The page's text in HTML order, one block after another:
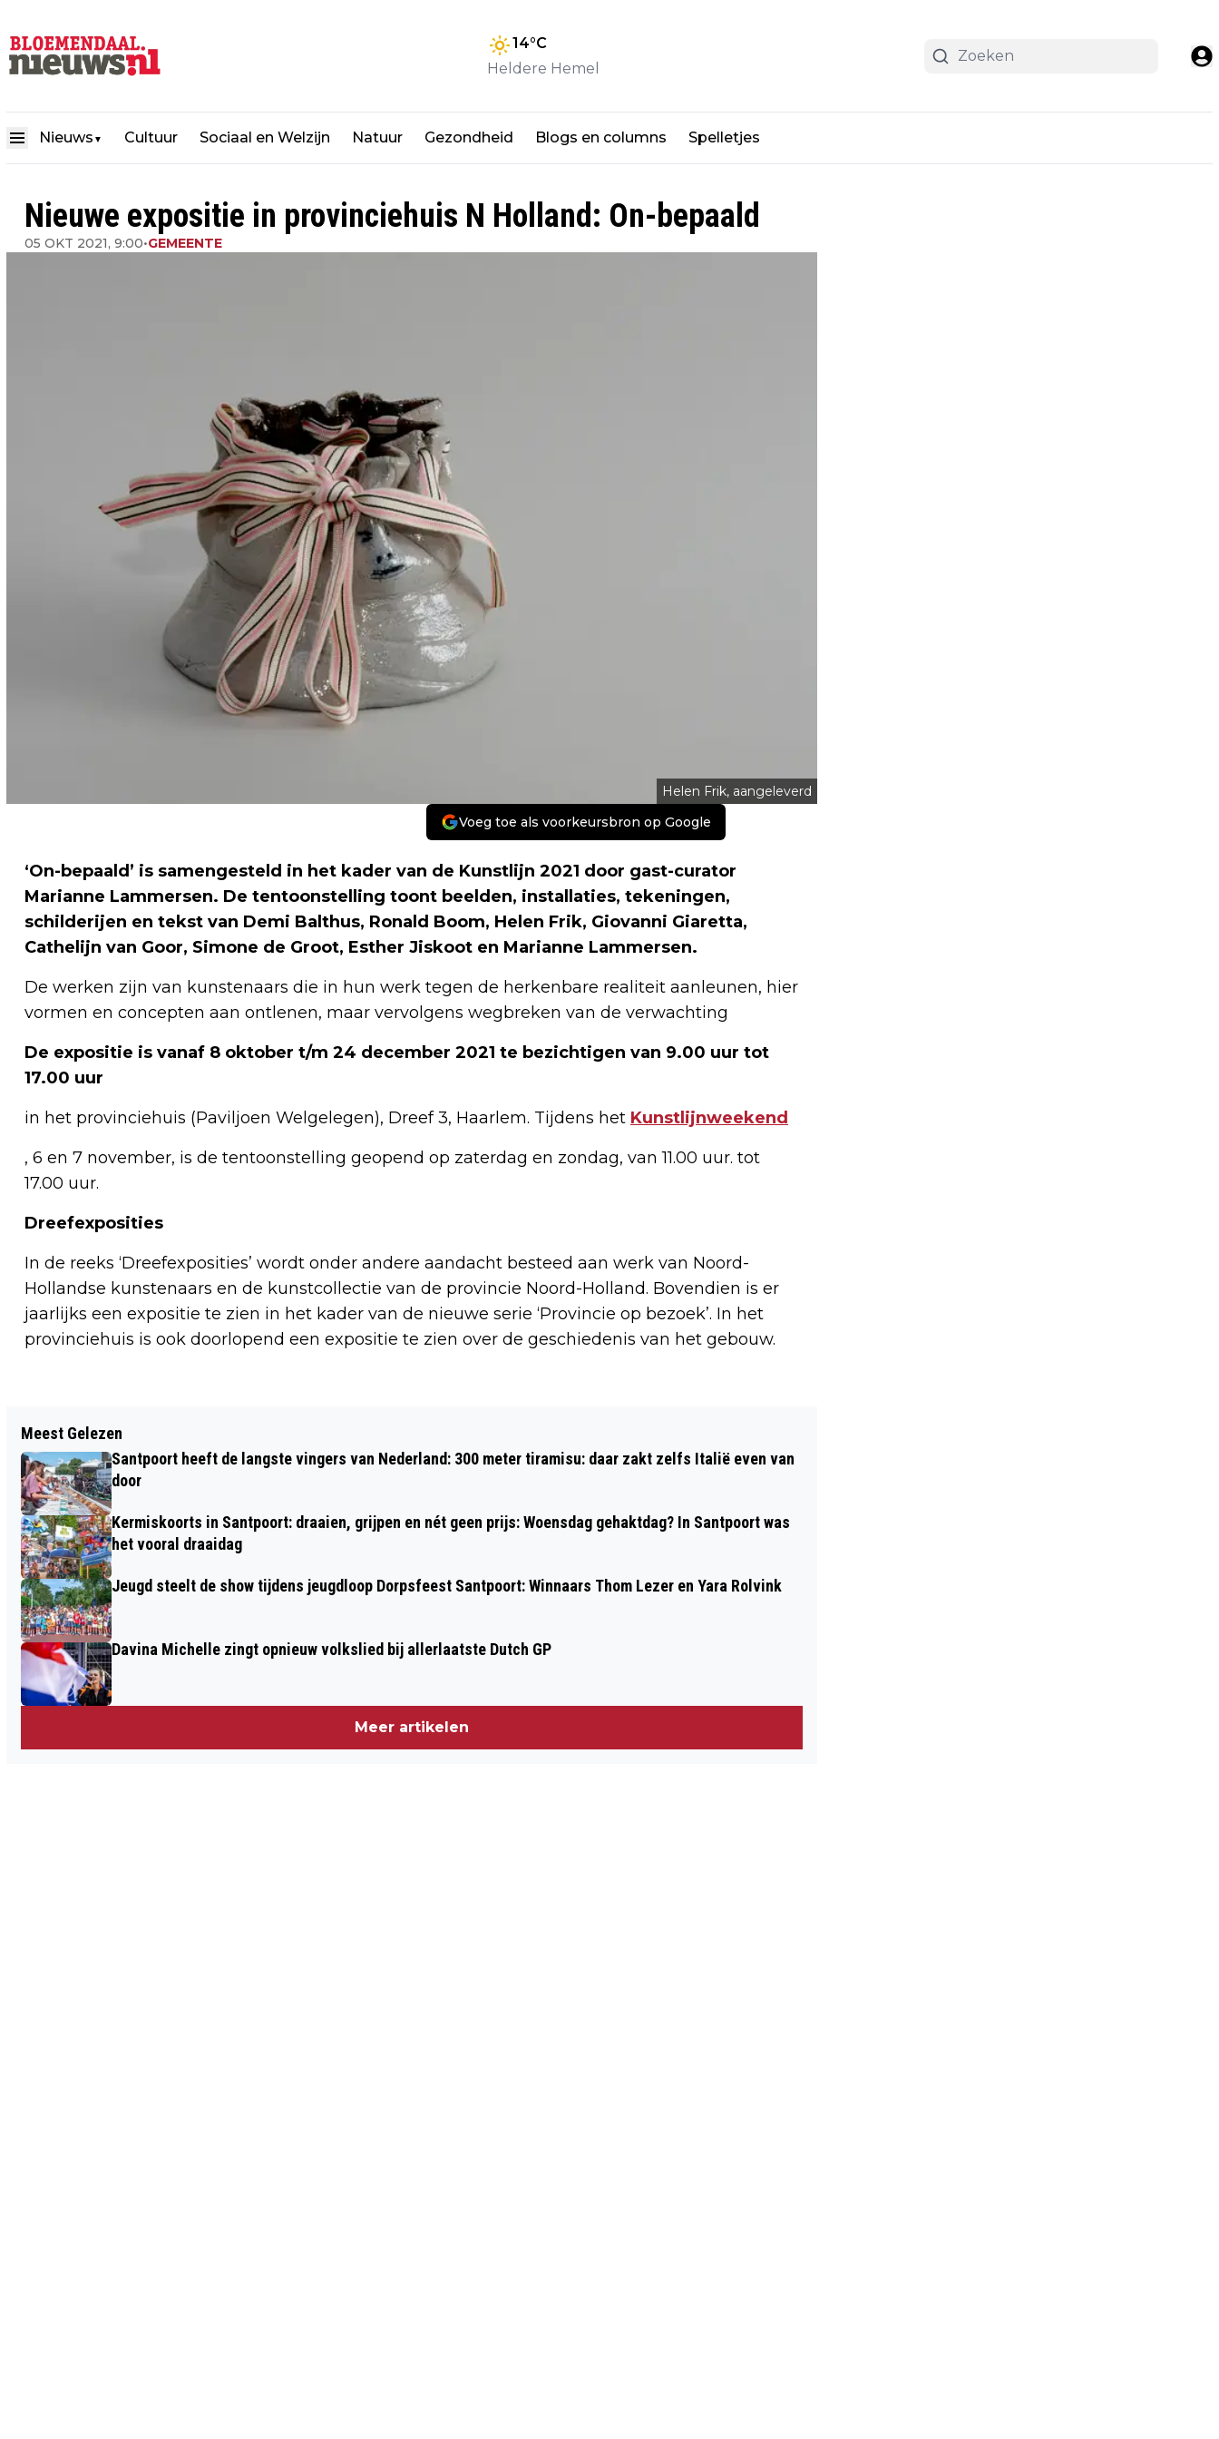
14°C
Heldere Hemel
Nieuws ▼ Cultuur Sociaal en Welzijn Natuur Gezondheid Blogs en columns Spelletjes
Nieuwe expositie in provinciehuis N Holland: On-bepaald
05 OKT 2021, 9:00•GEMEENTE
Helen Frik, aangeleverd
Voeg toe als voorkeursbron op Google
‘On-bepaald’ is samengesteld in het kader van de Kunstlijn 2021 door gast-curator
Marianne Lammersen. De tentoonstelling toont beelden, installaties, tekeningen,
schilderijen en tekst van Demi Balthus, Ronald Boom, Helen Frik, Giovanni Giaretta,
Cathelijn van Goor, Simone de Groot, Esther Jiskoot en Marianne Lammersen.
De werken zijn van kunstenaars die in hun werk tegen de herkenbare realiteit aanleunen, hier
vormen en concepten aan ontlenen, maar vervolgens wegbreken van de verwachting
De expositie is vanaf 8 oktober t/m 24 december 2021 te bezichtigen van 9.00 uur tot
17.00 uur
in het provinciehuis (Paviljoen Welgelegen), Dreef 3, Haarlem. Tijdens het Kunstlijnweekend
, 6 en 7 november, is de tentoonstelling geopend op zaterdag en zondag, van 11.00 uur. tot
17.00 uur.
Dreefexposities
In de reeks ‘Dreefexposities’ wordt onder andere aandacht besteed aan werk van Noord-
Hollandse kunstenaars en de kunstcollectie van de provincie Noord-Holland. Bovendien is er
jaarlijks een expositie te zien in het kader van de nieuwe serie ‘Provincie op bezoek’. In het
provinciehuis is ook doorlopend een expositie te zien over de geschiedenis van het gebouw.
EVEN 'BACK TO BASE' ALS DE
BLAADJES VALLEN: ER ZITTEN ER NOG
GENOEG AAN!
BEROEPSONDERWIJS’ VOL INSPIRATIE
Meest Gelezen
Santpoort heeft de langste vingers van Nederland: 300 meter tiramisu: daar zakt zelfs Italië even van
door
Kermiskoorts in Santpoort: draaien, grijpen en nét geen prijs: Woensdag gehaktdag? In Santpoort was
het vooral draaidag
Jeugd steelt de show tijdens jeugdloop Dorpsfeest Santpoort: Winnaars Thom Lezer en Yara Rolvink
Davina Michelle zingt opnieuw volkslied bij allerlaatste Dutch GP
Meer artikelen